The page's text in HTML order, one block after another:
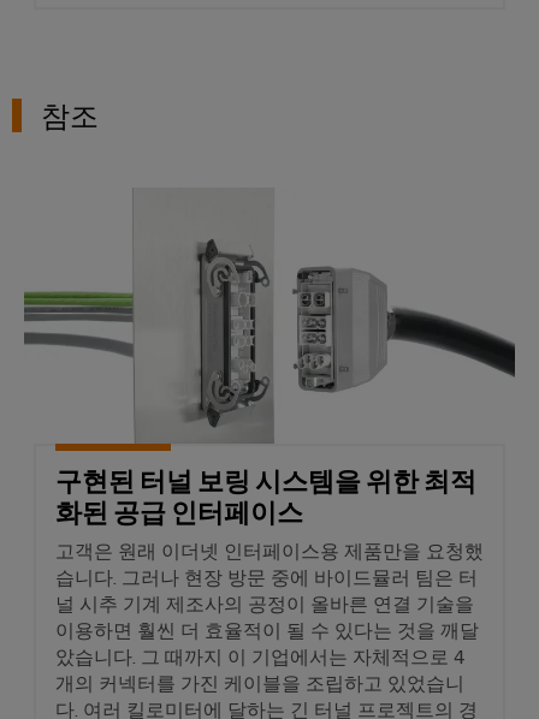
인
선
바
이
뮬
러
의
산
업
결
선
혁
신
참조
구현된 터널 보링 시스템을 위한 최적
화된 공급 인터페이스
고객은 원래 이더넷 인터페이스용 제품만을 요청했
습니다. 그러나 현장 방문 중에 바이드뮬러 팀은 터
널 시추 기계 제조사의 공정이 올바른 연결 기술을
이용하면 훨씬 더 효율적이 될 수 있다는 것을 깨달
았습니다. 그 때까지 이 기업에서는 자체적으로 4
개의 커넥터를 가진 케이블을 조립하고 있었습니
다. 여러 킬로미터에 달하는 긴 터널 프로젝트의 경